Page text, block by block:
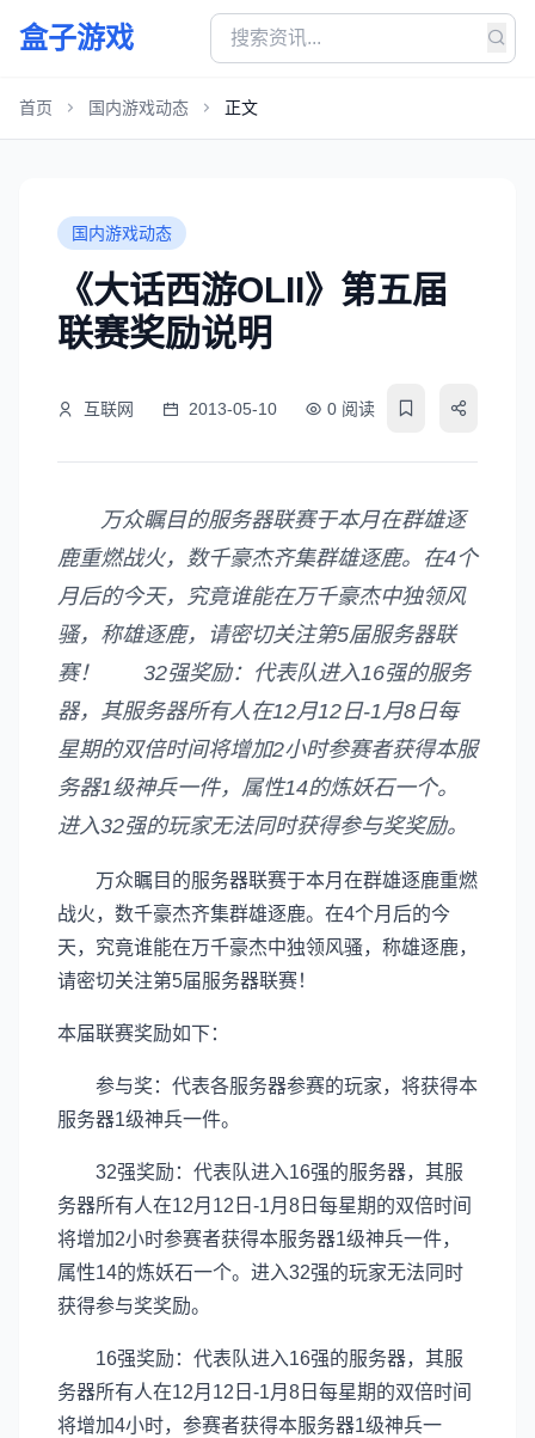
盒子游戏
首页 国内游戏动态 正文
国内游戏动态
《大话西游OLII》第五届
联赛奖励说明
互联网 2013-05-10 0 阅读
万众瞩目的服务器联赛于本月在群雄逐
鹿重燃战火，数千豪杰齐集群雄逐鹿。在4个
月后的今天，究竟谁能在万千豪杰中独领风
骚，称雄逐鹿，请密切关注第5届服务器联
赛！ 32强奖励：代表队进入16强的服务
器，其服务器所有人在12月12日-1月8日每
星期的双倍时间将增加2小时参赛者获得本服
务器1级神兵一件，属性14的炼妖石一个。
进入32强的玩家无法同时获得参与奖奖励。
万众瞩目的服务器联赛于本月在群雄逐鹿重燃
战火，数千豪杰齐集群雄逐鹿。在4个月后的今
天，究竟谁能在万千豪杰中独领风骚，称雄逐鹿，
请密切关注第5届服务器联赛！
本届联赛奖励如下：
参与奖：代表各服务器参赛的玩家，将获得本
服务器1级神兵一件。
32强奖励：代表队进入16强的服务器，其服
务器所有人在12月12日-1月8日每星期的双倍时间
将增加2小时参赛者获得本服务器1级神兵一件，
属性14的炼妖石一个。进入32强的玩家无法同时
获得参与奖奖励。
16强奖励：代表队进入16强的服务器，其服
务器所有人在12月12日-1月8日每星期的双倍时间
将增加4小时，参赛者获得本服务器1级神兵一